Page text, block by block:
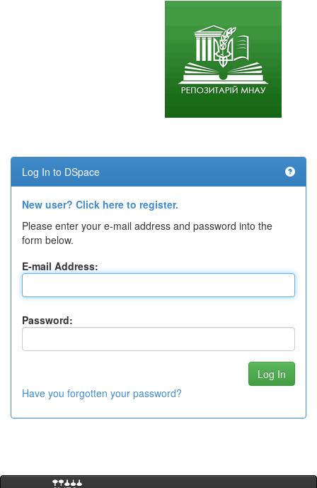
Log In to DSpace
New user? Click here to register.
Please enter your e-mail address and password into the
form below.
E-mail Address:
Password:
Have you forgotten your password?